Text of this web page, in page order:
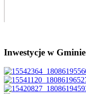
Inwestycje w Gminie